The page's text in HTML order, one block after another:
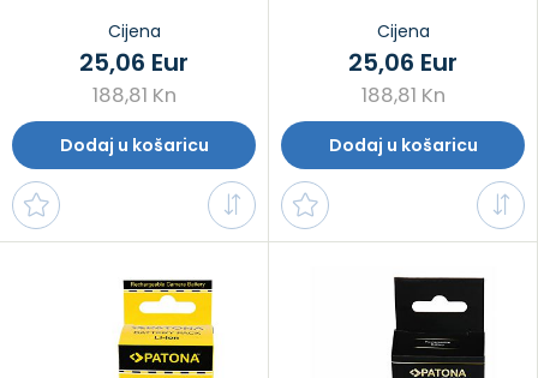
Cijena
188,81 Kn
25,06 Eur
Dodaj u košaricu
Cijena
188,81 Kn
25,06 Eur
Dodaj u košaricu